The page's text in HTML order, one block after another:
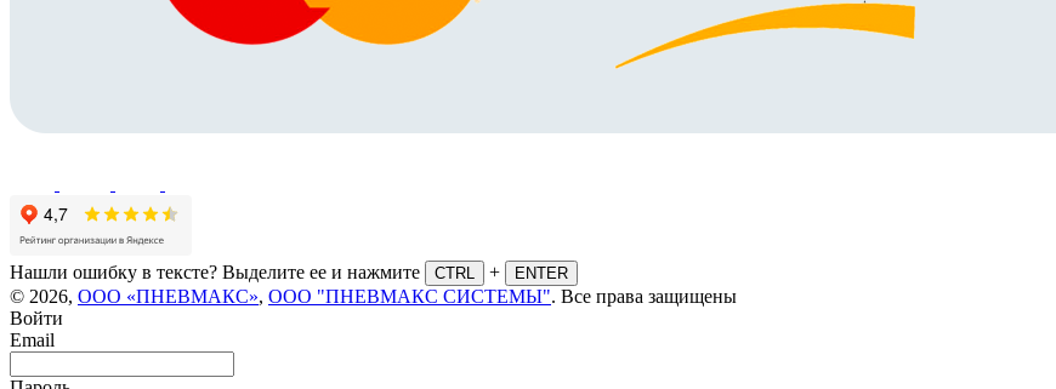
Нашли ошибку в тексте? Выделите ее и нажмите CTRL + ENTER
© 2026, ООО «ПНЕВМАКС», ООО "ПНЕВМАКС СИСТЕМЫ". Все права защищены
Войти
Email